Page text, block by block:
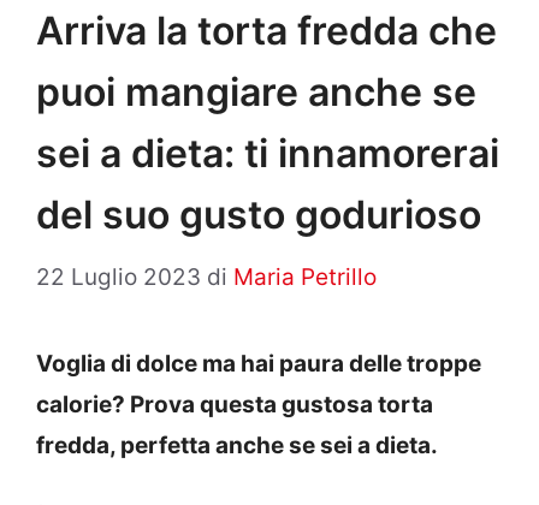
Arriva la torta fredda che
puoi mangiare anche se
sei a dieta: ti innamorerai
del suo gusto godurioso
22 Luglio 2023 di Maria Petrillo
Voglia di dolce ma hai paura delle troppe
calorie? Prova questa gustosa torta
fredda, perfetta anche se sei a dieta.